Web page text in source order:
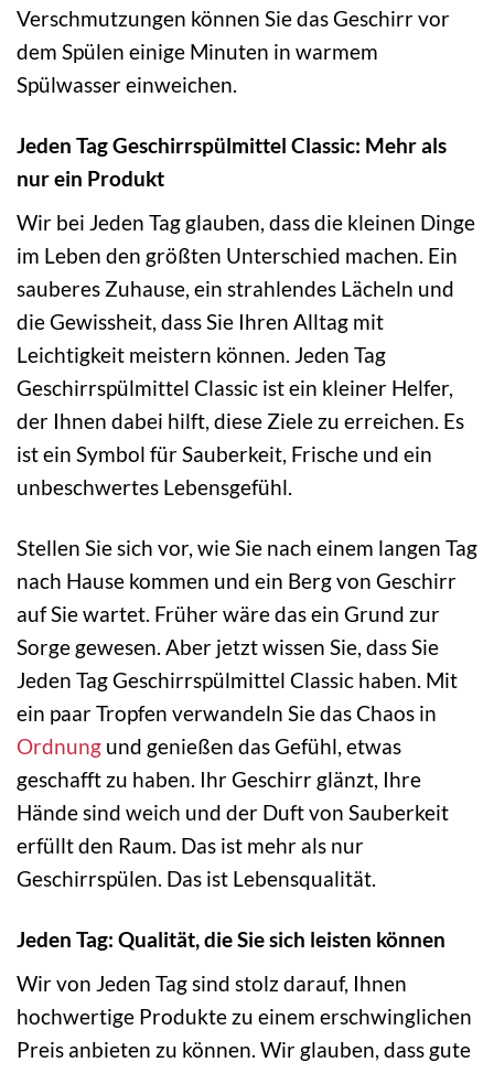
Verschmutzungen können Sie das Geschirr vor
dem Spülen einige Minuten in warmem
Spülwasser einweichen.
Jeden Tag Geschirrspülmittel Classic: Mehr als
nur ein Produkt
Wir bei Jeden Tag glauben, dass die kleinen Dinge
im Leben den größten Unterschied machen. Ein
sauberes Zuhause, ein strahlendes Lächeln und
die Gewissheit, dass Sie Ihren Alltag mit
Leichtigkeit meistern können. Jeden Tag
Geschirrspülmittel Classic ist ein kleiner Helfer,
der Ihnen dabei hilft, diese Ziele zu erreichen. Es
ist ein Symbol für Sauberkeit, Frische und ein
unbeschwertes Lebensgefühl.
Stellen Sie sich vor, wie Sie nach einem langen Tag
nach Hause kommen und ein Berg von Geschirr
auf Sie wartet. Früher wäre das ein Grund zur
Sorge gewesen. Aber jetzt wissen Sie, dass Sie
Jeden Tag Geschirrspülmittel Classic haben. Mit
ein paar Tropfen verwandeln Sie das Chaos in
Ordnung und genießen das Gefühl, etwas
geschafft zu haben. Ihr Geschirr glänzt, Ihre
Hände sind weich und der Duft von Sauberkeit
erfüllt den Raum. Das ist mehr als nur
Geschirrspülen. Das ist Lebensqualität.
Jeden Tag: Qualität, die Sie sich leisten können
Wir von Jeden Tag sind stolz darauf, Ihnen
hochwertige Produkte zu einem erschwinglichen
Preis anbieten zu können. Wir glauben, dass gute